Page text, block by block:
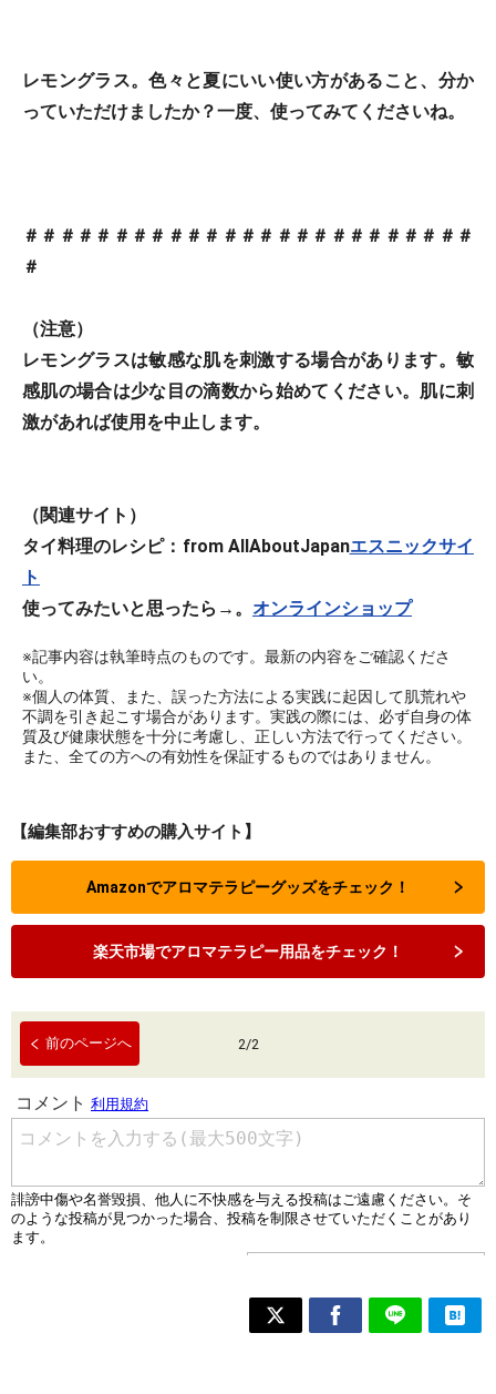
レモングラス。色々と夏にいい使い方があること、分か
っていただけましたか？一度、使ってみてくださいね。
＃＃＃＃＃＃＃＃＃＃＃＃＃＃＃＃＃＃＃＃＃＃＃＃＃
＃
（注意）
レモングラスは敏感な肌を刺激する場合があります。敏
感肌の場合は少な目の滴数から始めてください。肌に刺
激があれば使用を中止します。
（関連サイト）
タイ料理のレシピ：from AllAboutJapanエスニックサイ
ト
使ってみたいと思ったら→。 オンラインショップ
※記事内容は執筆時点のものです。最新の内容をご確認くださ
い。
※個人の体質、また、誤った方法による実践に起因して肌荒れや
不調を引き起こす場合があります。実践の際には、必ず自身の体
質及び健康状態を十分に考慮し、正しい方法で行ってください。
また、全ての方への有効性を保証するものではありません。
【編集部おすすめの購入サイト】
Amazonでアロマテラピーグッズをチェック！
楽天市場でアロマテラピー用品をチェック！
前のページへ 2/2